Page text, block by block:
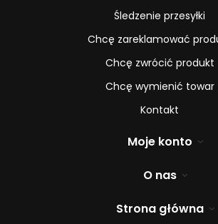
Śledzenie przesyłki
Chcę zareklamować
Chcę zwrócić produkt
Chcę wymienić towar
Kontakt
Moje konto
O nas
Strona główna